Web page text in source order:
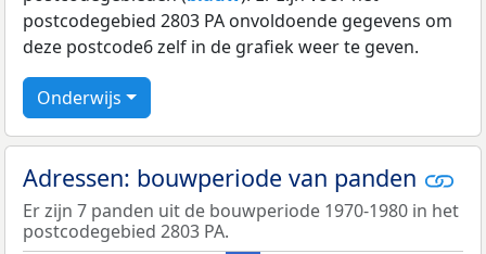
postcodegebied 2803 PA onvoldoende gegevens om
deze postcode6 zelf in de grafiek weer te geven.
Onderwijs
Adressen: bouwperiode van panden
Er zijn 7 panden uit de bouwperiode 1970-1980 in het
postcodegebied 2803 PA.